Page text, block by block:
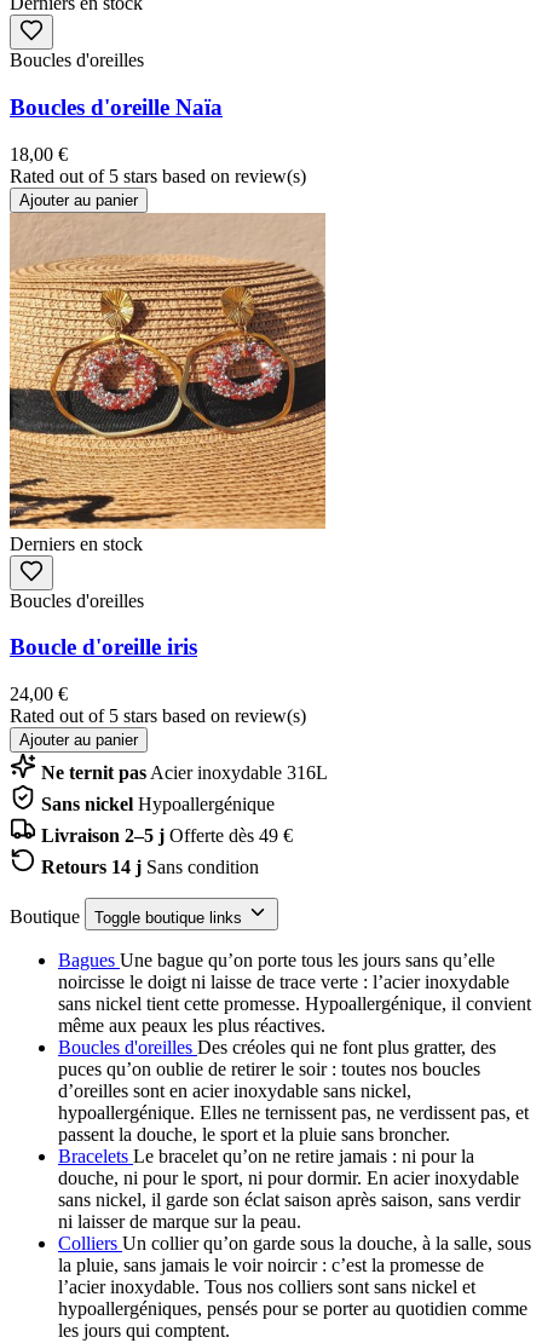
Boucles d'oreilles
Boucles d'oreille Naïa
18,00 €
Rated out of 5 stars based on review(s)
Ajouter au panier
Derniers en stock
Boucles d'oreilles
Boucle d'oreille iris
24,00 €
Rated out of 5 stars based on review(s)
Ajouter au panier
Ne ternit pas Acier inoxydable 316L
Sans nickel Hypoallergénique
Livraison 2–5 j Offerte dès 49 €
Retours 14 j Sans condition
Boutique Toggle boutique links
Bagues Une bague qu’on porte tous les jours sans qu’elle
noircisse le doigt ni laisse de trace verte : l’acier inoxydable
sans nickel tient cette promesse. Hypoallergénique, il convient
même aux peaux les plus réactives.
Boucles d'oreilles Des créoles qui ne font plus gratter, des
puces qu’on oublie de retirer le soir : toutes nos boucles
d’oreilles sont en acier inoxydable sans nickel,
hypoallergénique. Elles ne ternissent pas, ne verdissent pas, et
passent la douche, le sport et la pluie sans broncher.
Bracelets Le bracelet qu’on ne retire jamais : ni pour la
douche, ni pour le sport, ni pour dormir. En acier inoxydable
sans nickel, il garde son éclat saison après saison, sans verdir
ni laisser de marque sur la peau.
Colliers Un collier qu’on garde sous la douche, à la salle, sous
la pluie, sans jamais le voir noircir : c’est la promesse de
l’acier inoxydable. Tous nos colliers sont sans nickel et
hypoallergéniques, pensés pour se porter au quotidien comme
les jours qui comptent.